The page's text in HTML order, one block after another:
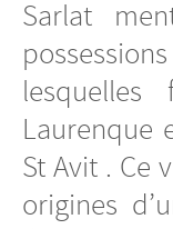
Sarlat
Laurenque
St Avit . Ce
origines